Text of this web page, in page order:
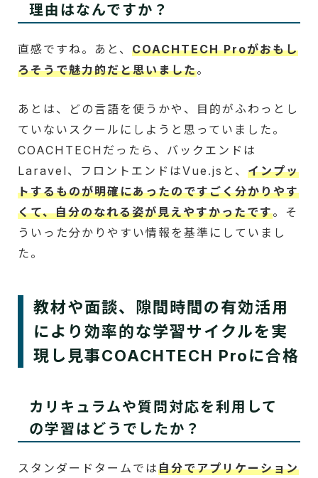
理由はなんですか？
直感ですね。あと、 COACHTECH Proがおもし
ろそうで魅力的だと思いました。
あとは、どの言語を使うかや、目的がふわっとし
ていないスクールにしようと思っていました。
COACHTECHだったら、バックエンドは
Laravel、フロントエンドはVue.jsと、 インプッ
トするものが明確にあったのですごく分かりやす
くて、自分のなれる姿が見えやすかったです。そ
ういった分かりやすい情報を基準にしていまし
た。
教材や面談、隙間時間の有効活用
により効率的な学習サイクルを実
現し見事COACHTECH Proに合格
カリキュラムや質問対応を利用して
の学習はどうでしたか？
スタンダードタームでは自分でアプリケーション